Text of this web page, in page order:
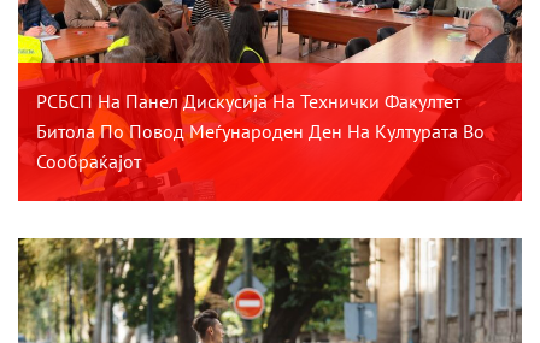
РСБСП На Панел Дискусија На Технички Факултет
Битола По Повод Меѓународен Ден На Културата Во
Сообраќајот